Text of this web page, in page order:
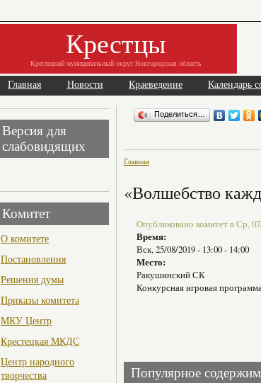
Крестцы
Крестецкий муниципальный округ Новгородская область
Главная Новости Краеведение Календарь
Версия для
слабовидящих
Комитет
О комитете
Постановления
Решения думы
Приказы комитета
МКУ Центр
Крестецкая МКДС
Центр народного
творчества
Поделиться…
Главная
«Волшебство
Опубликовано комитет в Ср,
Время:
Вск, 25/08/2019 - 13:00- 14:00
Место:
Ракушинский СК
Конкурсная игровая
Популярное